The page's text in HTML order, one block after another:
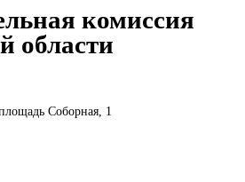
комиссия
области
Соборная, 1